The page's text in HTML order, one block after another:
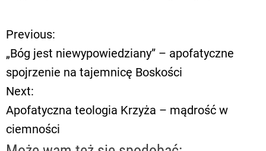
N
a
w
i
Previous:
„Bóg jest niewypowiedziany” – apofatyczne
spojrzenie na tajemnicę Boskości
Next:
Apofatyczna teologia Krzyża – mądrość w
ciemności